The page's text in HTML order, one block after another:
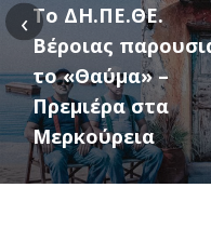
Band και ο
Μακεδόνας στο
Μουσικό
Κοινοτήτων του
Δήμου
‹